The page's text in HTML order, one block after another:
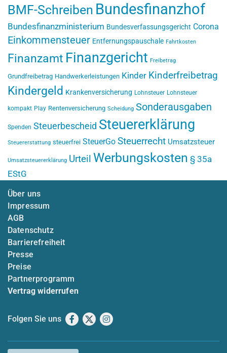
BMF-Schreiben Bundesfinanzhof
Bundesfinanzministerium Bundesverfassungsgericht Corona
Einkommensteuer Entfernungspauschale Fahrtkosten
Finanzamt Finanzgericht Freibetrag
Grundfreibetrag Handwerkerleistungen Kinder Kinderfreibetrag
Kindergeld Krankenversicherung Lohnsteuer Lohnsteuer
kompakt Play Rentenversicherung Scheidung Sonderausgaben
Spenden Steuerbescheid Steuererklärung
Steuererstattung steuerfrei SteuerGo Steuerrecht Umsatzsteuer
Umsatzsteuererklärung Urteil Werbungskosten § 35a
EStG
Über uns
Impressum
AGB
Datenschutz
Barrierefreiheit
Presse
Preise
Partnerprogramm
Vertrag widerrufen
Folgen Sie uns Facebook
X Instagram